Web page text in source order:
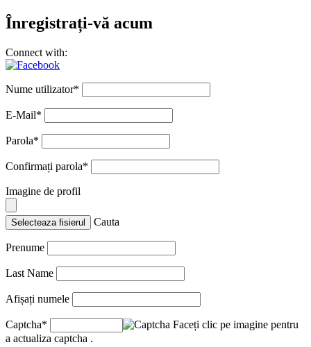
Înregistrați-vă acum
Connect with:
Nume utilizator*
E-Mail*
Parola*
Confirmați parola*
Imagine de profil
Selecteaza fisierul Cauta
Prenume
Last Name
Afișați numele
Captcha*
Faceți clic pe imagine pentru
a actualiza captcha .